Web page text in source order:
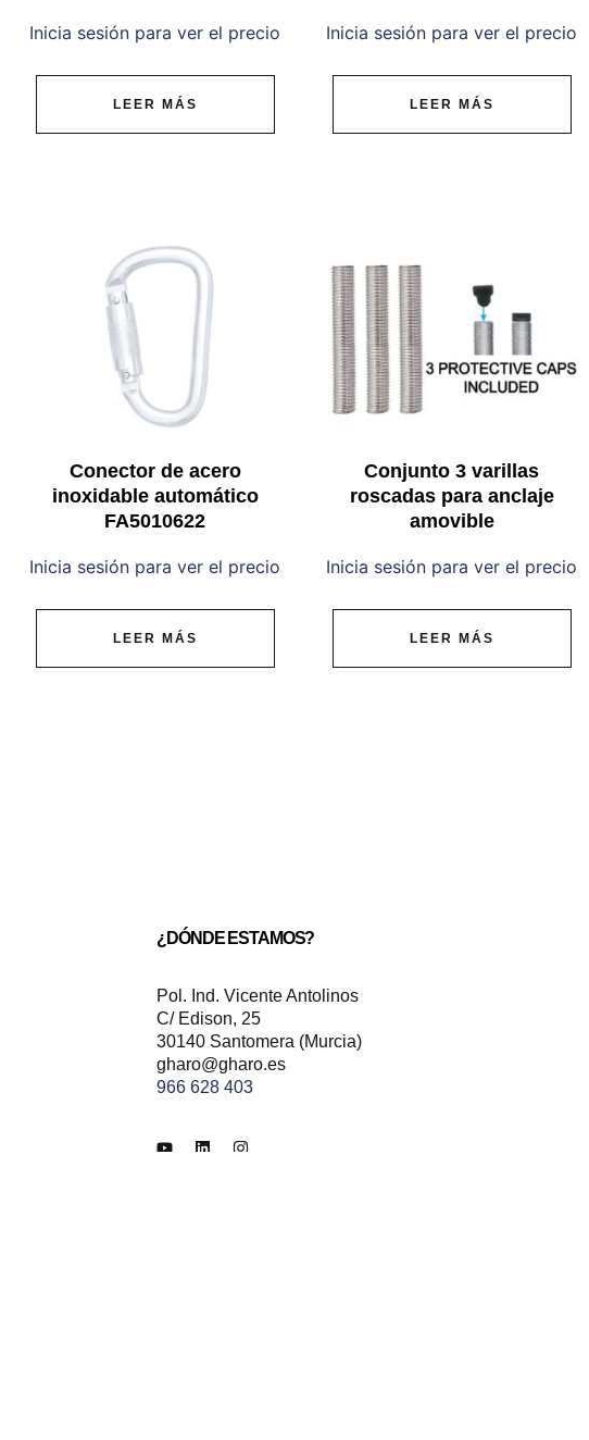
Inicia sesión para ver el precio
LEER MÁS
Inicia sesión para ver el precio
LEER MÁS
Conector de acero
inoxidable automático
FA5010622
Inicia sesión para ver el precio
LEER MÁS
Conjunto 3 varillas
roscadas para anclaje
amovible
Inicia sesión para ver el precio
LEER MÁS
¿DÓNDE ESTAMOS?
Pol. Ind. Vicente Antolinos
C/ Edison, 25
30140 Santomera (Murcia)
gharo@gharo.es
966 628 403